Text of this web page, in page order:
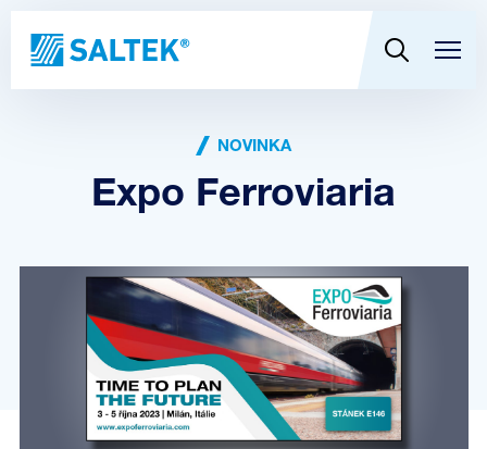
NOVINKA
Expo Ferroviaria